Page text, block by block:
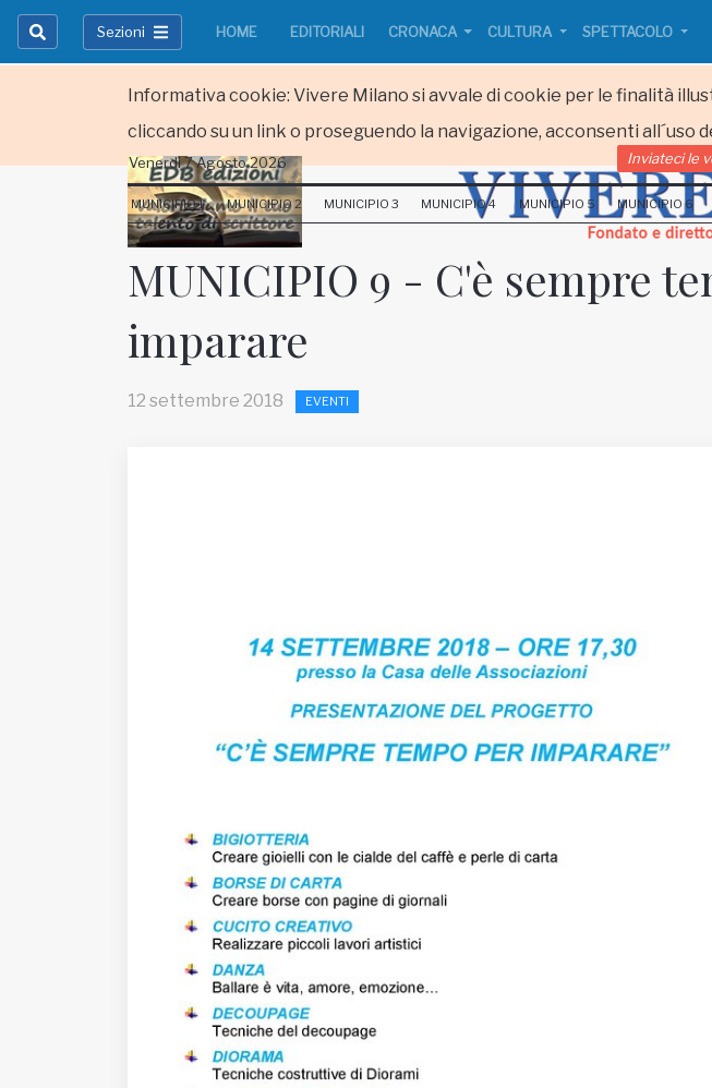
Informativa cookie: Vivere Milano si avvale di cookie per le finalità
cliccando su un link o proseguendo la navigazione, acconsenti all´uso
Sezioni HOME EDITORIALI CRONACA CULTURA SPETTACOLO
Inviateci le vostre segnalazioni
Iscriviti alla newsletter
Venerdi 7 Agosto 2026 Inviateci le
MUNICIPIO 1 MUNICIPIO 2 MUNICIPIO 3 MUNICIPIO 4 MUNICIPIO 5 MUNICIPIO 6
MUNICIPIO 9 - C'è sempre
imparare
12 settembre 2018 EVENTI